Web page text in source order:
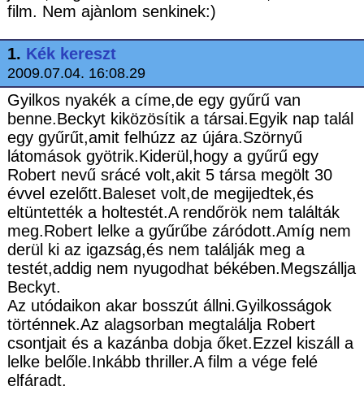
film. Nem ajànlom senkinek:)
1. Kék kereszt
2009.07.04. 16:08.29
Gyilkos nyakék a címe,de egy gyűrű van
benne.Beckyt kiközösítik a társai.Egyik nap talál
egy gyűrűt,amit felhúzz az újára.Szörnyű
látomások gyötrik.Kiderül,hogy a gyűrű egy
Robert nevű srácé volt,akit 5 társa megölt 30
évvel ezelőtt.Baleset volt,de megijedtek,és
eltüntették a holtestét.A rendőrök nem találták
meg.Robert lelke a gyűrűbe záródott.Amíg nem
derül ki az igazság,és nem találják meg a
testét,addig nem nyugodhat békében.Megszállja
Beckyt.
Az utódaikon akar bosszút állni.Gyilkosságok
történnek.Az alagsorban megtalálja Robert
csontjait és a kazánba dobja őket.Ezzel kiszáll a
lelke belőle.Inkább thriller.A film a vége felé
elfáradt.